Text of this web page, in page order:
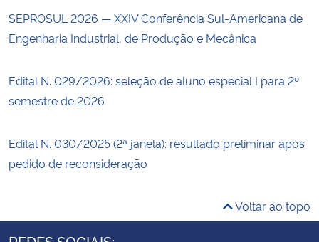
SEPROSUL 2026 — XXIV Conferência Sul-Americana de
Engenharia Industrial, de Produção e Mecânica
Edital N. 029/2026: seleção de aluno especial I para 2º
semestre de 2026
Edital N. 030/2025 (2ª janela): resultado preliminar após
pedido de reconsideração
Voltar ao topo